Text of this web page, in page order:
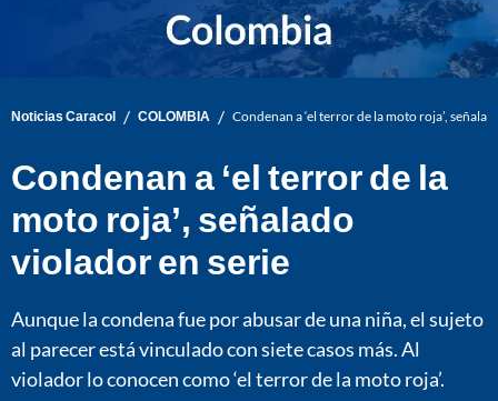
Noticias Caracol / COLOMBIA / Condenan a ‘el terror de la moto roja’,
Condenan a ‘el terror de la
moto roja’, señalado
violador en serie
Aunque la condena fue por abusar de una niña, el sujeto
al parecer está vinculado con siete casos más. Al
violador lo conocen como ‘el terror de la moto roja’.